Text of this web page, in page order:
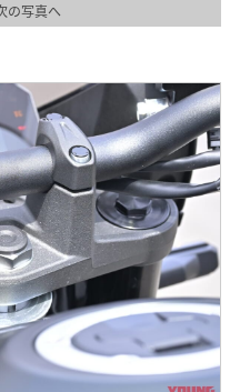
の写真へ